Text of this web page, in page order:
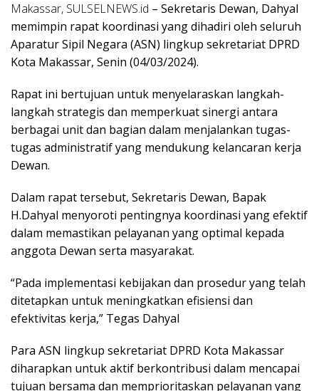
Makassar, SULSELNEWS.id – Sekretaris Dewan, Dahyal
memimpin rapat koordinasi yang dihadiri oleh seluruh
Aparatur Sipil Negara (ASN) lingkup sekretariat DPRD
Kota Makassar, Senin (04/03/2024).
Rapat ini bertujuan untuk menyelaraskan langkah-
langkah strategis dan memperkuat sinergi antara
berbagai unit dan bagian dalam menjalankan tugas-
tugas administratif yang mendukung kelancaran kerja
Dewan.
Dalam rapat tersebut, Sekretaris Dewan, Bapak
H.Dahyal menyoroti pentingnya koordinasi yang efektif
dalam memastikan pelayanan yang optimal kepada
anggota Dewan serta masyarakat.
“Pada implementasi kebijakan dan prosedur yang telah
ditetapkan untuk meningkatkan efisiensi dan
efektivitas kerja,” Tegas Dahyal
Para ASN lingkup sekretariat DPRD Kota Makassar
diharapkan untuk aktif berkontribusi dalam mencapai
tujuan bersama dan memprioritaskan pelayanan yang